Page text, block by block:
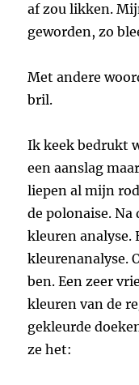
af zou likken.
geworden, zo
Met andere
bril.
Ik keek bedrukt
een aanslag
liepen al mijn
de polonaise.
kleuren analyse.
kleurenanalyse.
ben. Een zeer
kleuren van de
gekleurde
ze het: